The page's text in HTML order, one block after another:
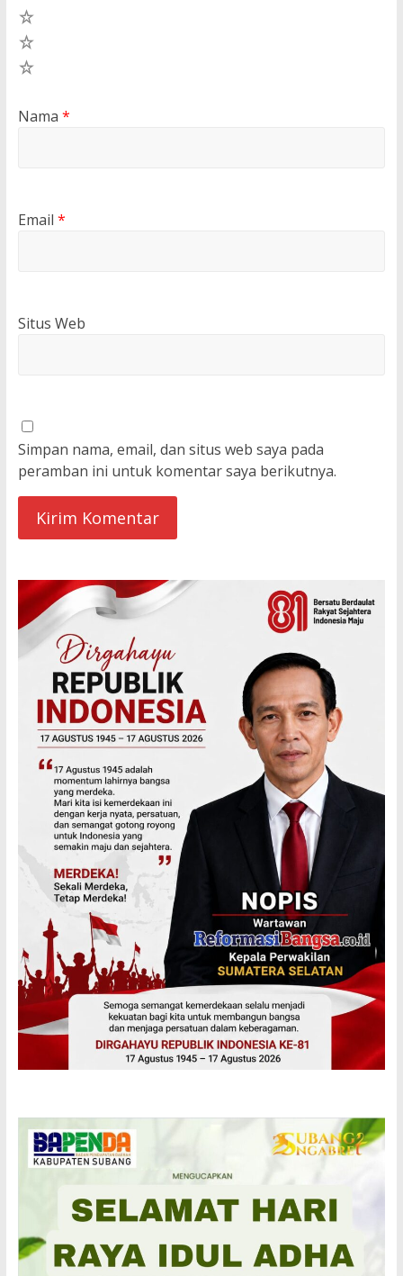
Nama *
Email *
Situs Web
Simpan nama, email, dan situs web saya pada
peramban ini untuk komentar saya berikutnya.